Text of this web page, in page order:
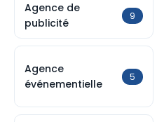
Agence de
publicité
9
Agence
événementielle
5